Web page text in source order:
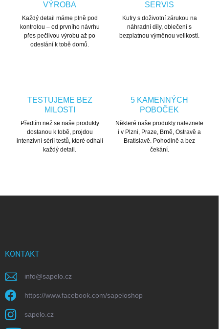
VÝROBA
Každý detail máme plně pod
kontrolou – od prvního návrhu
přes pečlivou výrobu až po
odeslání k tobě domů.
SERVIS
Kufry s doživotní zárukou na
náhradní díly, oblečení s
bezplatnou výměnou velikosti.
TESTUJEME BEZ
MILOSTI
Předtím než se naše produkty
dostanou k tobě, projdou
intenzivní sérií testů, které odhalí
každý detail.
5 KAMENNÝCH
POBOČEK
Některé naše produkty naleznete
i v Plzni, Praze, Brně, Ostravě a
Bratislavě. Pohodlně a bez
čekání.
KONTAKT
info@sapelo.cz
https://www.facebook.com/sapeloshop
sapelo.cz